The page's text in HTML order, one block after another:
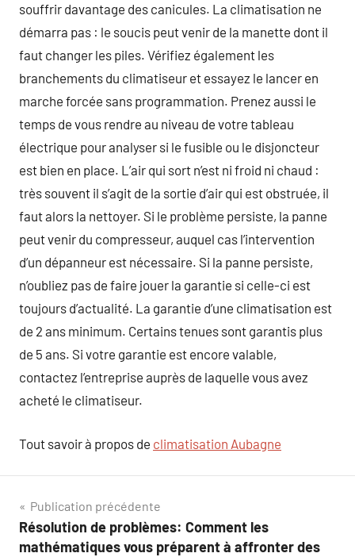
souffrir davantage des canicules. La climatisation ne
démarra pas : le soucis peut venir de la manette dont il
faut changer les piles. Vérifiez également les
branchements du climatiseur et essayez le lancer en
marche forcée sans programmation. Prenez aussi le
temps de vous rendre au niveau de votre tableau
électrique pour analyser si le fusible ou le disjoncteur
est bien en place. L’air qui sort n’est ni froid ni chaud :
très souvent il s’agit de la sortie d’air qui est obstruée, il
faut alors la nettoyer. Si le problème persiste, la panne
peut venir du compresseur, auquel cas l’intervention
d’un dépanneur est nécessaire. Si la panne persiste,
n’oubliez pas de faire jouer la garantie si celle-ci est
toujours d’actualité. La garantie d’une climatisation est
de 2 ans minimum. Certains tenues sont garantis plus
de 5 ans. Si votre garantie est encore valable,
contactez l’entreprise auprès de laquelle vous avez
acheté le climatiseur.
Tout savoir à propos de climatisation Aubagne
Navigation
de
Publication précédente
Résolution de problèmes: Comment les
mathématiques vous préparent à affronter des